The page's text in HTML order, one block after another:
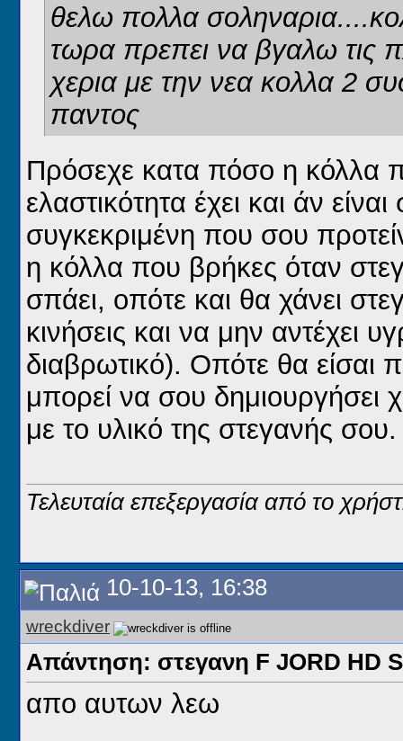
θελω πολλα
τωρα πρεπει να βγαλω τις
χερια με την νεα κολλα 2
παντος
Πρόσεχε κατα πόσο η κόλλα
ελαστικότητα έχει και άν
συγκεκριμένη που σου
η κόλλα που βρήκες όταν
σπάει, οπότε και θα χάνει
κινήσεις και να μην αντέχει
διαβρωτικό). Οπότε θα είσαι
μπορεί να σου δημιουργήσει
με το υλικό της στεγανής
Τελευταία επεξεργασία από το
10-10-13, 16:38
wreckdiver
Απάντηση: στεγανη F JORD HD
απο αυτων λεω